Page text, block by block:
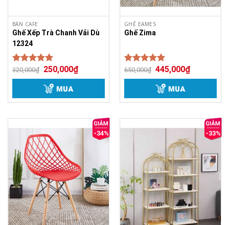
BÀN CAFE
Ghế Xếp Trà Chanh Vải Dù
12324
Được xếp
hạng5.00
320,000₫ 250,000₫
MUA
GHẾ EAMES
Ghế Zima
Được xếp
hạng5.00
650,000₫ 445,000₫
MUA
-34% -33%